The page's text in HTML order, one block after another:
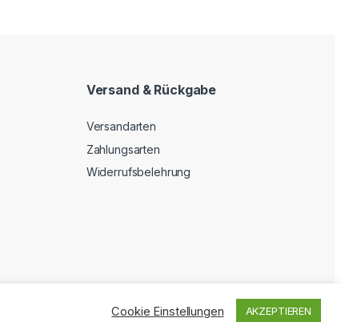
Versand & Rückgabe
Versandarten
Zahlungsarten
Widerrufsbelehrung
Cookie Einstellungen AKZEPTIEREN